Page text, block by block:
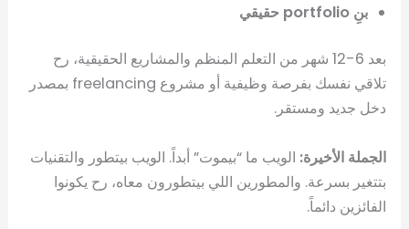
بنِ portfolio حقيقي
بعد 6-12 شهر من التعلم المنظم والمشاريع الحقيقية، رح
تلاقي نفسك بفرصة وظيفية أو مشروع freelancing بمصدر
دخل جديد ومستقر.
الجملة الأخيرة: الويب ما “بيموت” أبداً. الويب بيتطور والتقنيات
بتتغير بسرعة. والمطورين اللي بيتطورون معاه، رح يكونوا
الفائزين دائماً.